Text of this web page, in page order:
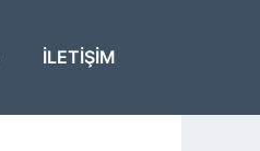
İLETIŞIM